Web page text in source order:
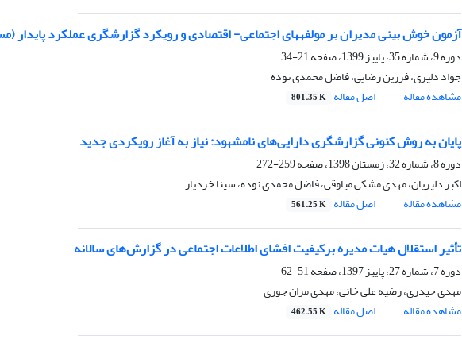
آزمون خوش بینی مدیران بر مولفه‏های اجتماعی- اقتصادی و رویکرد گزارشگری عملکرد پایدار
دوره 9، شماره 35، پاییز 1399، صفحه
21-34
جواد دلیری، فرزین رضایی، فاضل محمدی نوده
مشاهده مقاله
اصل مقاله 801.35 K
پایان به روش کنونی گزارشگری دارایی‌های نامشهود: نیاز به آغاز رویکردی جدید
دوره 8، شماره 32، زمستان 1398، صفحه
259-272
اکبر دلیریان، مهدی مشکی میاوقی، فاضل محمدی نوده، سینا خردیار
مشاهده مقاله
اصل مقاله 561.25 K
تأثیر استقلال هیات مدیره برکیفیت افشای اطلاعات اجتماعی در گزارش‌های سالانه
دوره 7، شماره 27، پاییز 1397، صفحه
51-62
مهدی حیدری، رضیه علی خانی، مهدی مران جوری
مشاهده مقاله
اصل مقاله 462.55 K